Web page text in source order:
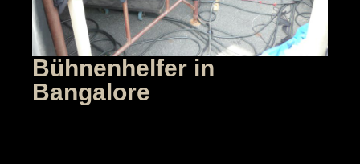
Bühnenhelfer in
Bangalore